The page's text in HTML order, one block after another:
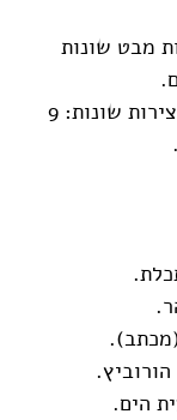
מבט שונות
.
האוסף כולל עשר יצירות שונות: 9
.
.
.
.
הים.